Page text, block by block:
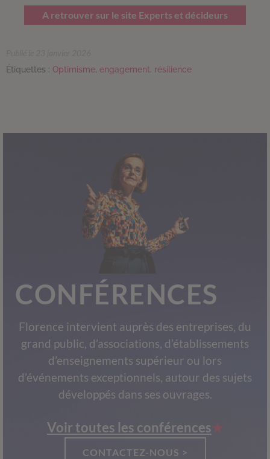
A retrouver sur le site Experts et décideurs
Étiquettes : Optimisme, engagement, résilience
CONFÉRENCES
Florence intervient auprès des entreprises, du
grand public, d’associations, d’établissements
d’enseignements supérieur ou lors
d’événements exceptionnels, autour des sujets
développés dans ses ouvrages.
Voir toutes les conférences
CONTACTEZ-NOUS >